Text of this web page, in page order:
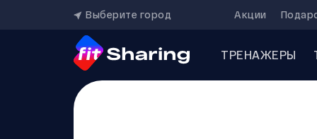
Выберите город Акции
ТРЕНАЖЕРЫ